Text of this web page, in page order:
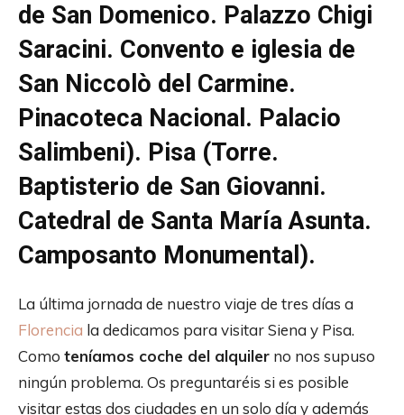
de San Domenico. Palazzo Chigi
Saracini. Convento e iglesia de
San Niccolò del Carmine.
Pinacoteca Nacional. Palacio
Salimbeni). Pisa (Torre.
Baptisterio de San Giovanni.
Catedral de Santa María Asunta.
Camposanto Monumental).
La última jornada de nuestro viaje de tres días a
Florencia la dedicamos para visitar Siena y Pisa.
Como teníamos coche del alquiler no nos supuso
ningún problema. Os preguntaréis si es posible
visitar estas dos ciudades en un solo día y además